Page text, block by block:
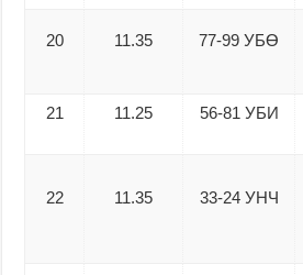
20 11.35 77-99 УБӨ
21 11.25 56-81 УБИ
22 11.35 33-24 УНЧ